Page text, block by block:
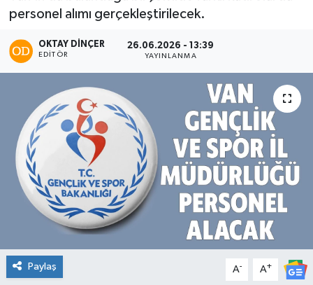
personel alımı gerçekleştirilecek.
OKTAY DİNÇER
EDITÖR
26.06.2026 - 13:39
YAYINLANMA
Paylaş A- A+